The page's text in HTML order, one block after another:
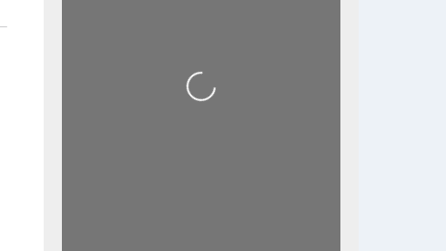
Loading...